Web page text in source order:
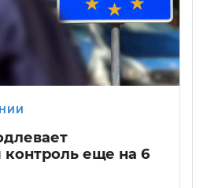
контроль еще на 6